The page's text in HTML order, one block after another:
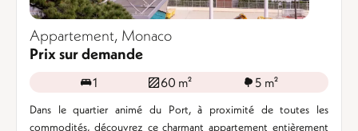
Appartement, Monaco
Prix sur demande
1 60 m² 5 m²
Dans le quartier animé du Port, à proximité de toutes les
commodités, découvrez ce charmant appartement entièrement